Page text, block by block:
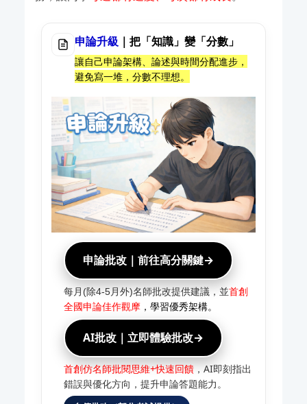
申論升級 ｜把「知識」變「分數」
讓自己申論架構、論述與時間分配進步，
避免寫一堆，分數不理想。
申論批改｜前往高分關鍵→
每月(除4-5月外)名師批改提供建議，並首創
全國申論佳作觀摩，學習優秀架構。
AI批改｜立即體驗批改→
首創仿名師批閱思維+快速回饋，AI即刻指出
錯誤與優化方向，提升申論答題能力。